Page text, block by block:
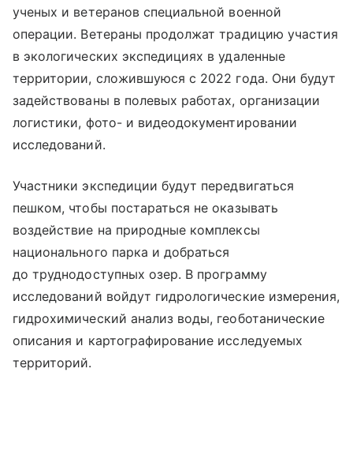
ученых и ветеранов специальной военной
операции. Ветераны продолжат традицию участия
в экологических экспедициях в удаленные
территории, сложившуюся с 2022 года. Они будут
задействованы в полевых работах, организации
логистики, фото- и видеодокументировании
исследований.
Участники экспедиции будут передвигаться
пешком, чтобы постараться не оказывать
воздействие на природные комплексы
национального парка и добраться
до труднодоступных озер. В программу
исследований войдут гидрологические измерения,
гидрохимический анализ воды, геоботанические
описания и картографирование исследуемых
территорий.